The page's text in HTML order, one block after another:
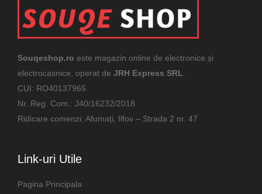
Souqeshop.ro este magazin online de electronice și
electrocasnice, operat de JRH Express SRL
CUI: RO40137965
Nr. Reg. Com.: J40/16232/2018
Ridicare comenzi: Afumați, Ilfov – Strada 2 nr. 47
Link-uri Utile
Pagina Principala